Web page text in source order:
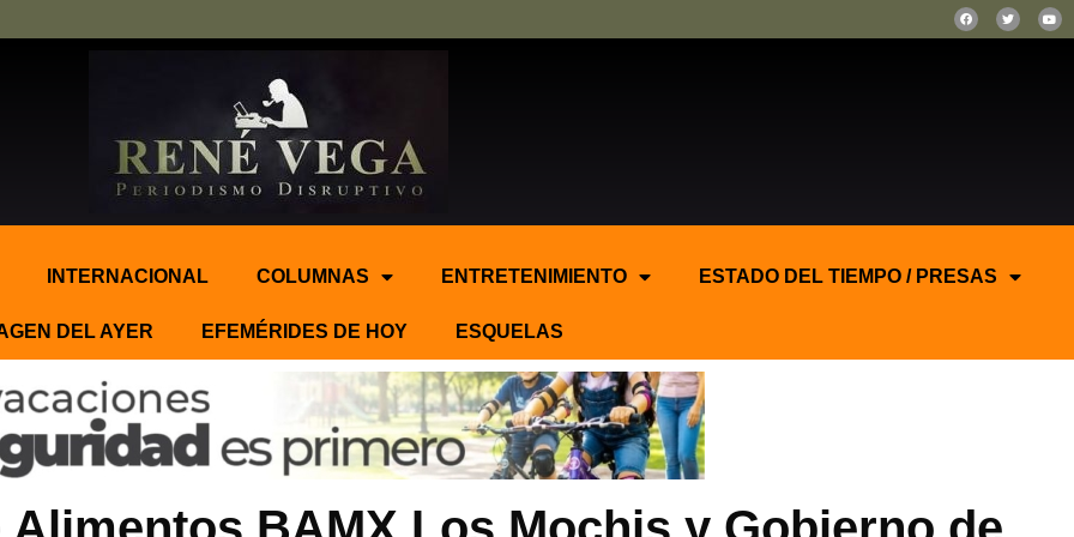
INTERNACIONAL COLUMNAS ENTRETENIMIENTO ESTADO DEL TIEMPO / PRESAS
DEL AYER EFEMÉRIDES DE HOY ESQUELAS